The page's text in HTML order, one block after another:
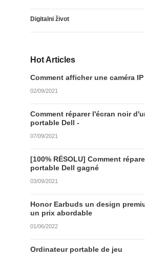
Digitalni život
Hot Articles
Comment afficher une caméra
02/09/2021
Comment réparer l'écran noir
portable Dell -
07/09/2021
[100% RÉSOLU] Comment
portable Dell gagné
03/09/2021
Honor Earbuds un design
un prix abordable
01/06/2022
Ordinateur portable de jeu